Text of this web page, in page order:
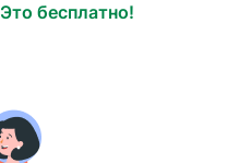
Это бесплатно!